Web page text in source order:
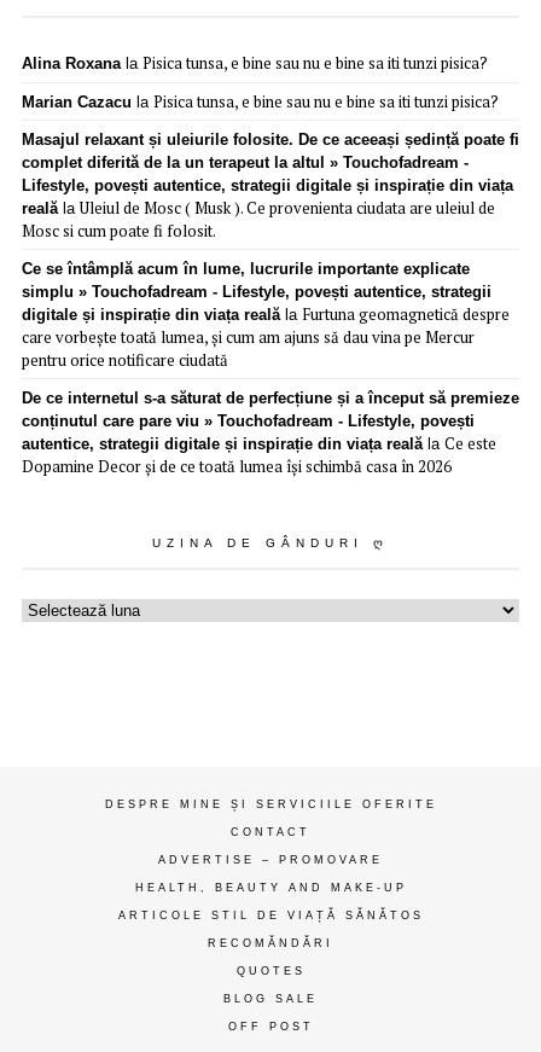
Alina Roxanala Pisica tunsa, e bine sau nu e bine sa iti tunzi pisica?
Marian Cazacu la Pisica tunsa, e bine sau nu e bine sa iti tunzi pisica?
Masajul relaxant și uleiurile folosite. De ce aceeași ședință poate fi
complet diferită de la un terapeut la altul » Touchofadream -
Lifestyle, povești autentice, strategii digitale și inspirație din viața
realălaUleiul de Mosc ( Musk ). Ce provenienta ciudata are uleiul de
Mosc si cum poate fi folosit.
Ce se întâmplă acum în lume, lucrurile importante explicate
simplu » Touchofadream - Lifestyle, povești autentice, strategii
digitale și inspirație din viața realăla Furtuna geomagnetică despre
care vorbește toată lumea, și cum am ajuns să dau vina pe Mercur
pentru orice notificare ciudată
De ce internetul s-a săturat de perfecțiune și a început să premieze
conținutul care pare viu » Touchofadream - Lifestyle, povești
autentice, strategii digitale și inspirație din viața realăla Ce este
Dopamine Decor și de ce toată lumea își schimbă casa în 2026
UZINA DE GÂNDURI Ღ
Uzina
DESPRE MINE ȘI SERVICIILE OFERITE
CONTACT
ADVERTISE – PROMOVARE
HEALTH, BEAUTY AND MAKE-UP
ARTICOLE STIL DE VIAȚĂ SĂNĂTOS
RECOMĂNDĂRI
QUOTES
BLOG SALE
OFF POST